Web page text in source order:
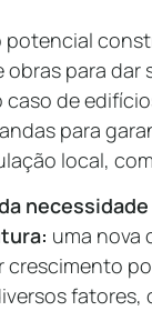
potencial
obras para dar
caso de
para
local,
necessidade
uma nova
crescimento
fatores,